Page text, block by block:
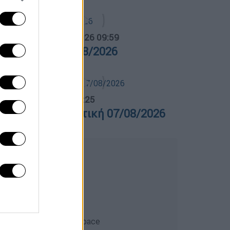
07.08.2026 09:59
Ελλάδος 07/08/2026
| 07.08.2026 14:25
στη νοηματική 07/08/2026